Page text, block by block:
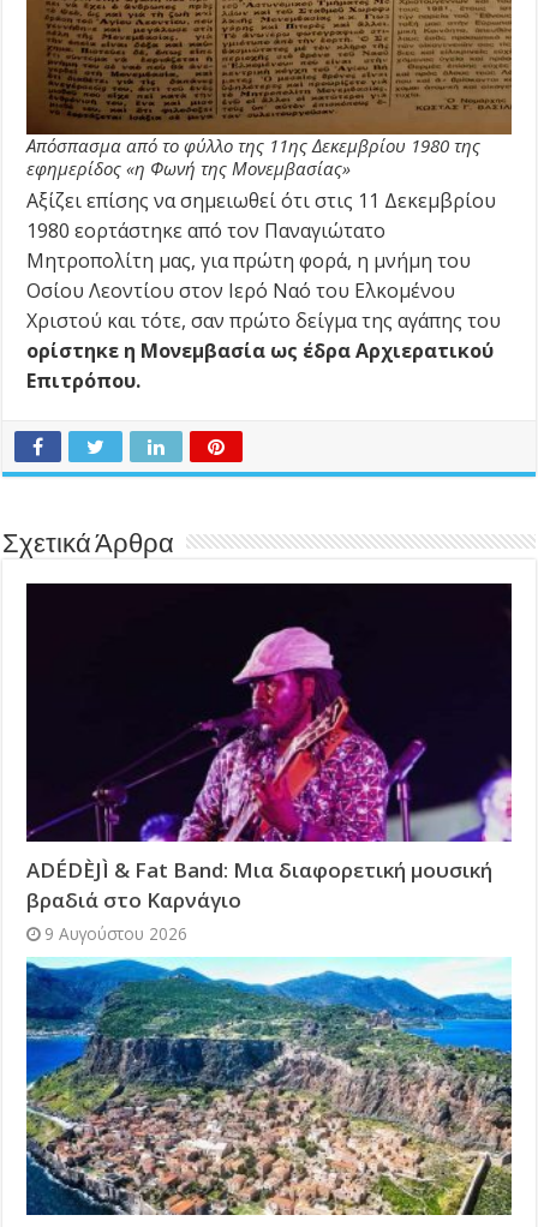
Απόσπασμα από το φύλλο της 11ης Δεκεμβρίου 1980 της
εφημερίδος «η Φωνή της Μονεμβασίας»
Αξίζει επίσης να σημειωθεί ότι στις 11 Δεκεμβρίου
1980 εορτάστηκε από τον Παναγιώτατο
Μητροπολίτη μας, για πρώτη φορά, η μνήμη του
Οσίου Λεοντίου στον Ιερό Ναό του Ελκομένου
Χριστού και τότε, σαν πρώτο δείγμα της αγάπης του
ορίστηκε η Μονεμβασία ως έδρα Αρχιερατικού
Επιτρόπου.
Σχετικά Άρθρα
ADÉDÈJÌ & Fat Band: Μια διαφορετική μουσική
βραδιά στο Καρνάγιο
9 Αυγούστου 2026